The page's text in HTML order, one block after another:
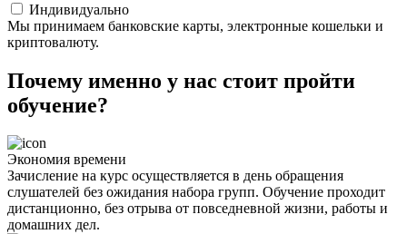
Индивидуально
Мы принимаем банковские карты, электронные кошельки и
криптовалюту.
Почему именно у нас стоит пройти
обучение?
Экономия времени
Зачисление на курс осуществляется в день обращения
слушателей без ожидания набора групп. Обучение проходит
дистанционно, без отрыва от повседневной жизни, работы и
домашних дел.